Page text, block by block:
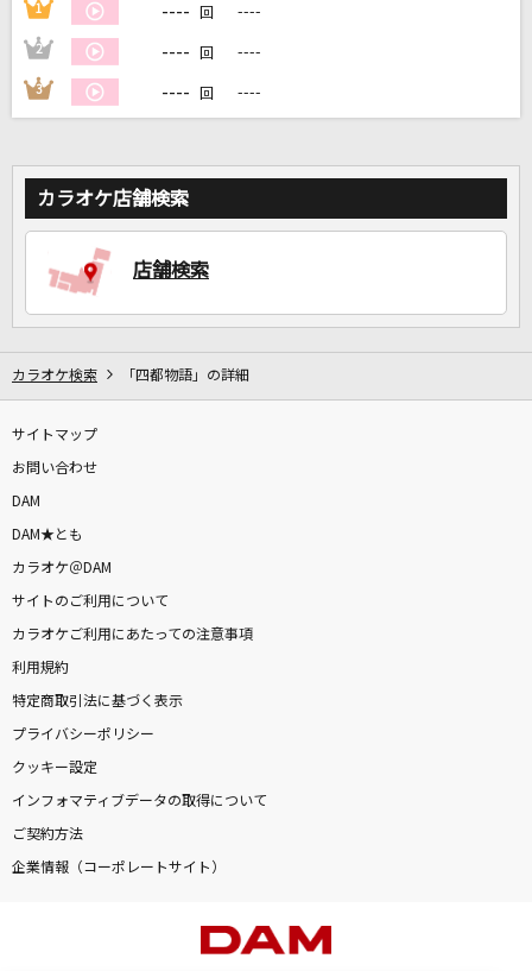
カラオケをもっと楽しもう！
家族や友達と一緒に！練習にも！
1 ---- 回 ----
2 ---- 回 ----
3 ---- 回 ----
カラオケ店舗検索
店舗検索
カラオケ検索 「四都物語」の詳細
サイトマップ
お問い合わせ
DAM
DAM★とも
カラオケ＠DAM
サイトのご利用について
カラオケご利用にあたっての注意事項
利用規約
特定商取引法に基づく表示
プライバシーポリシー
クッキー設定
インフォマティブデータの取得について
ご契約方法
企業情報（コーポレートサイト）